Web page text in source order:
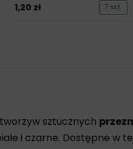
1,20 zł 7 szt.
sztucznych
i czarne. Dostępne w